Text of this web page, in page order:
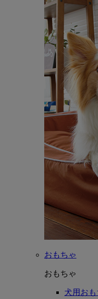
おもちゃ
おもちゃ
犬用おも